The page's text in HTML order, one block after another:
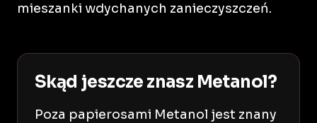
mieszanki wdychanych zanieczyszczeń.
Skąd jeszcze znasz Metanol?
Poza papierosami Metanol jest znany